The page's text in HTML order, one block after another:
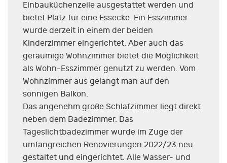
Einbauküchenzeile ausgestattet werden und
bietet Platz für eine Essecke. Ein Esszimmer
wurde derzeit in einem der beiden
Kinderzimmer eingerichtet. Aber auch das
geräumige Wohnzimmer bietet die Möglichkeit
als Wohn-Esszimmer genutzt zu werden. Vom
Wohnzimmer aus gelangt man auf den
sonnigen Balkon.
Das angenehm große Schlafzimmer liegt direkt
neben dem Badezimmer. Das
Tageslichtbadezimmer wurde im Zuge der
umfangreichen Renovierungen 2022/23 neu
gestaltet und eingerichtet. Alle Wasser- und